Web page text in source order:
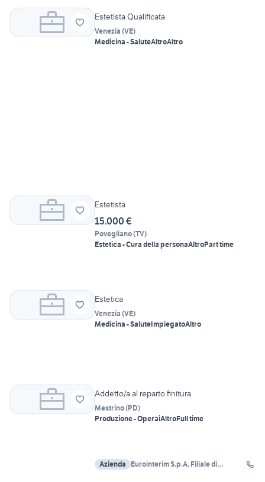
Estetista Qualificata
Venezia (VE)
Medicina - SaluteAltroAltro
Estetista
15.000 €
Povegliano(TV)
Estetica - Cura della personaAltroPart time
Estetica
Venezia (VE)
Medicina - SaluteImpiegatoAltro
Addetto/a al reparto finitura
Mestrino(PD)
Produzione - OperaiAltroFull time
Azienda
Eurointerim S.p.A. Filiale di